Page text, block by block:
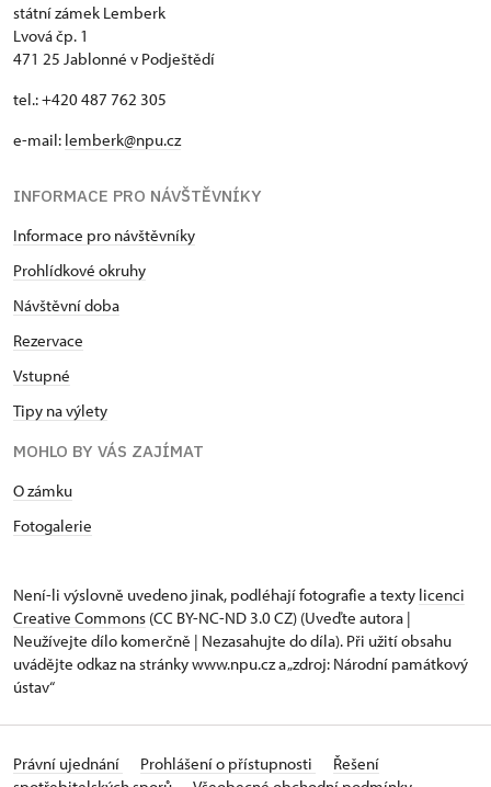
státní zámek Lemberk
Lvová čp. 1
471 25 Jablonné v Podještědí
tel.: +420 487 762 305
e-mail: lemberk@npu.cz
INFORMACE PRO NÁVŠTĚVNÍKY
Informace pro návštěvníky
Prohlídkové okruhy
Návštěvní doba
Rezervace
Vstupné
Tipy na výlety
MOHLO BY VÁS ZAJÍMAT
O zámku
Fotogalerie
Není-li výslovně uvedeno jinak, podléhají fotografie a texty licenci
Creative Commons (CC BY-NC-ND 3.0 CZ) (Uveďte autora |
Neužívejte dílo komerčně | Nezasahujte do díla). Při užití obsahu
uvádějte odkaz na stránky www.npu.cz a „zdroj: Národní památkový
ústav“
Právní ujednání Prohlášení o přístupnosti
Řešení